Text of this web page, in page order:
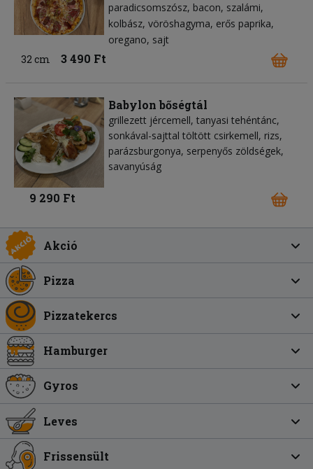
paradicsomszósz bacon szalámi
kolbász vöröshagyma erős paprika
oregano sajt
32 cm
3 490 Ft
Babylon bőségtál
grillezett jércemell, tanyasi tehéntánc,
sonkával-sajttal töltött csirkemell, rizs,
parázsburgonya, serpenyős zöldségek,
savanyúság
9 290 Ft
Akció
Pizza
Pizzatekercs
Hamburger
Gyros
Leves
Frissensült